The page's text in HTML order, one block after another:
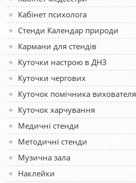
Кабінет психолога
Стенди Календар природи
Кармани для стендів
Куточки настрою в ДНЗ
Куточки чергових
Куточок помічника вихователя
Куточок харчування
Медичні стенди
Методичні стенди
Музична зала
Наклейки